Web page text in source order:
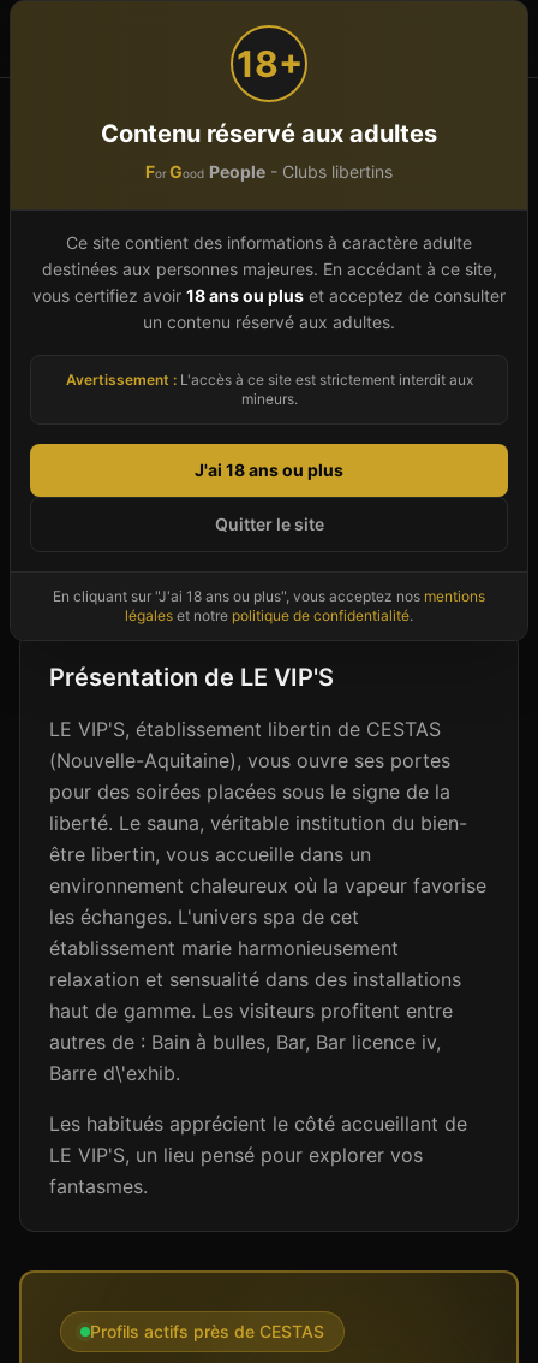
18+
Contenu réservé aux adultes
ForGood People - Clubs libertins
Ce site contient des informations à caractère adulte
destinées aux personnes majeures. En accédant à ce site,
vous certifiez avoir 18 ans ou plus et acceptez de consulter
un contenu réservé aux adultes.
Avertissement :L'accès à ce site est strictement interdit aux
mineurs.
J'ai 18 ans ou plus
Quitter le site
En cliquant sur "J'ai 18 ans ou plus", vous acceptez nos mentions
légales et notre politique de confidentialité.
Accueil Nouvelle-Aquitaine Gironde (33)
CESTAS
LE VIP'S
Club Libertin ÀCESTAS
Établissement vérifié
55 avenue du Marechal Lattre de Tassigny,
Spa & Wellness
Donne ton avis (anonyme, sans inscription)
Images d'illustration
Présentation de LE VIP'S
LE VIP'S, établissement libertin de CESTAS
(Nouvelle-Aquitaine), vous ouvre ses portes
pour des soirées placées sous le signe de la
liberté. Le sauna, véritable institution du bien-
être libertin, vous accueille dans un
environnement chaleureux où la vapeur favorise
les échanges. L'univers spa de cet
établissement marie harmonieusement
relaxation et sensualité dans des installations
haut de gamme. Les visiteurs profitent entre
autres de : Bain à bulles, Bar, Bar licence iv,
Barre d\'exhib.
Les habitués apprécient le côté accueillant de
LE VIP'S, un lieu pensé pour explorer vos
fantasmes.
Profils actifs près de CESTAS